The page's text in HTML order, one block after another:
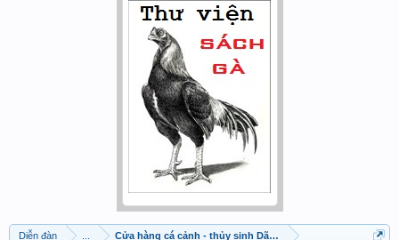
Diễn đàn ... Cửa hàng cá cảnh - thủy sinh Dã Tượng